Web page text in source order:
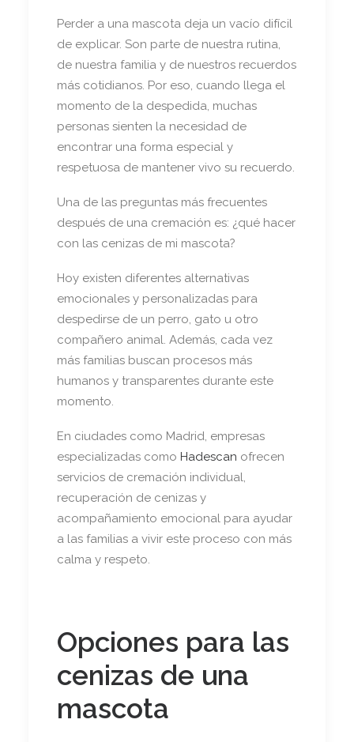
Perder a una mascota deja un vacío difícil
de explicar. Son parte de nuestra rutina,
de nuestra familia y de nuestros recuerdos
más cotidianos. Por eso, cuando llega el
momento de la despedida, muchas
personas sienten la necesidad de
encontrar una forma especial y
respetuosa de mantener vivo su recuerdo.
Una de las preguntas más frecuentes
después de una cremación es: ¿qué hacer
con las cenizas de mi mascota?
Hoy existen diferentes alternativas
emocionales y personalizadas para
despedirse de un perro, gato u otro
compañero animal. Además, cada vez
más familias buscan procesos más
humanos y transparentes durante este
momento.
En ciudades como Madrid, empresas
especializadas como Hadescan ofrecen
servicios de cremación individual,
recuperación de cenizas y
acompañamiento emocional para ayudar
a las familias a vivir este proceso con más
calma y respeto.
Opciones para las
cenizas de una
mascota